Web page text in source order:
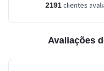
2191clientes
Avaliações